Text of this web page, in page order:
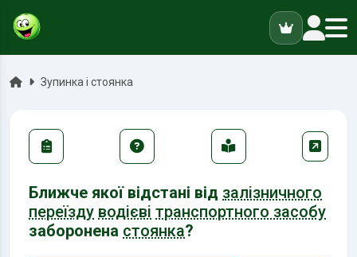
ГоловнаЗупинка і стоянка
Ближче якої відстані від залізничного
переїзду водієві транспортного засобу
заборонена стоянка?